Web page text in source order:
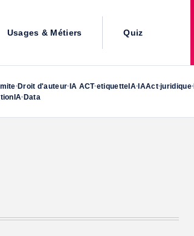
Usages & Métiers Quiz
• Droit d'auteur• IA ACT•etiquetteIA• IAAct•juridique•
• Data